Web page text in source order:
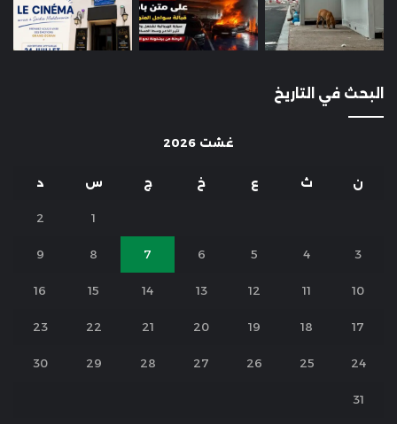
البحث في التاريخ
غشت 2026
ن ث ع خ ج س د
1
2
3
4
5
6
7
8
9
10
11
12
13
14
15
16
17
18
19
20
21
22
23
24
25
26
27
28
29
30
31